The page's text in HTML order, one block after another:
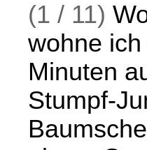
(1 / 11)
wohne
Minuten
Stumpf-